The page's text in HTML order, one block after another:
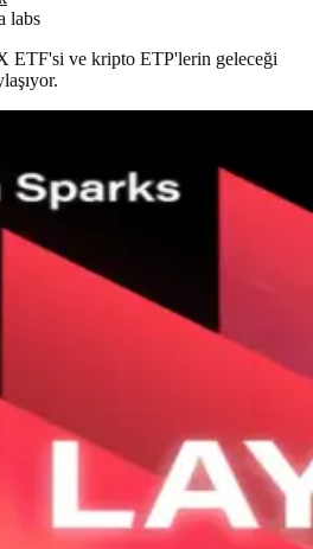
labs
ETF'si ve kripto ETP'lerin geleceği